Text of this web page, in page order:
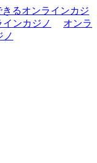
きるオンラインカジ
インカジノ
オンラ
ノ